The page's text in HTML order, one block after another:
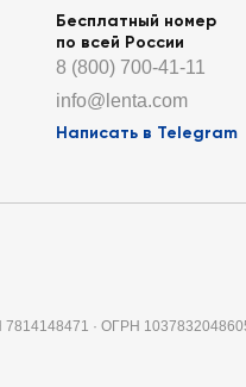
Бесплатный номер
по всей России
8 (800) 700-41-11
info@lenta.com
Написать в Telegram
7814148471 · ОГРН